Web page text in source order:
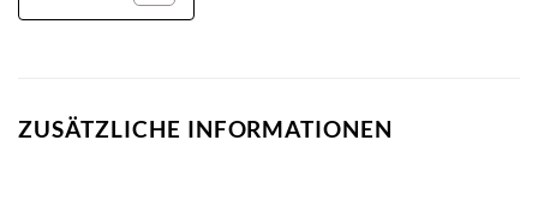
ZUSÄTZLICHE INFORMATIONEN